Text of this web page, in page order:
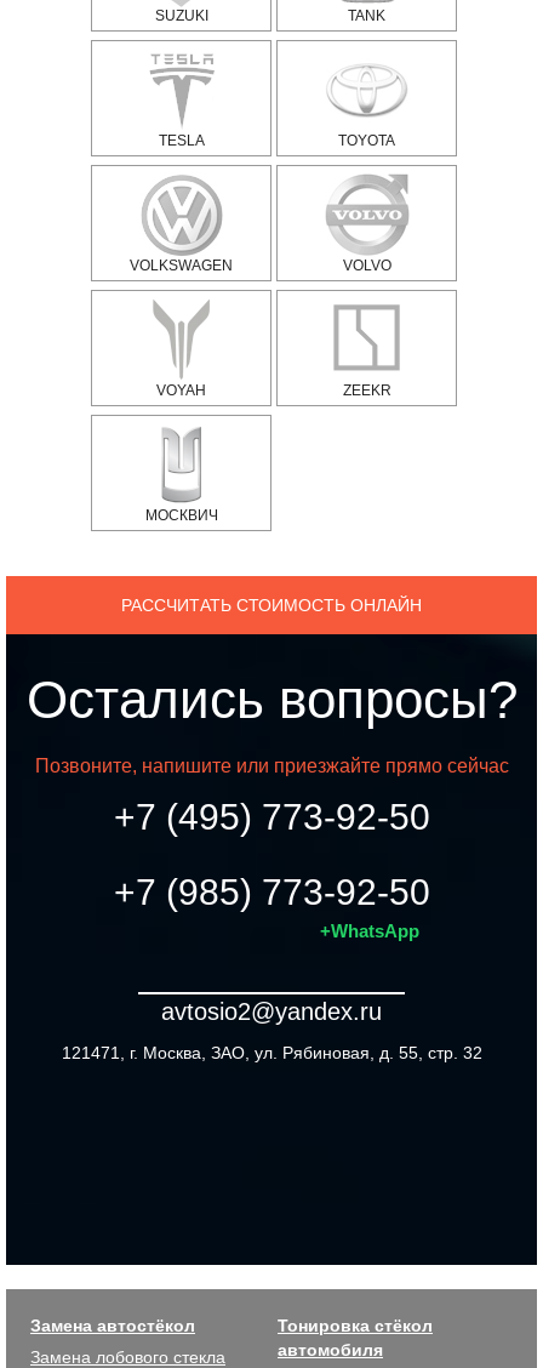
SUZUKI TANK
TESLA TOYOTA
VOLKSWAGEN VOLVO
VOYAH ZEEKR
МОСКВИЧ
РАССЧИТАТЬ СТОИМОСТЬ ОНЛАЙН
Остались вопросы?
Позвоните, напишите или приезжайте прямо сейчас
+7 (495) 773-92-50
+7 (985) 773-92-50
+WhatsApp
avtosio2@yandex.ru
121471, г. Москва, ЗАО, ул. Рябиновая, д. 55, стр. 32
Замена автостёкол
Замена лобового стекла
Тонировка стёкол
автомобиля